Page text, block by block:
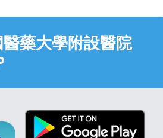
醫藥大學附設醫院